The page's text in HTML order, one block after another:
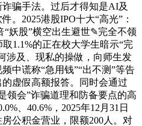
骗手法。过后才得知是AI及
。2025港股IPO十大“高光”：
“妖股”横空出生避世✎完全不领
1.1%的正在校大学生暗示“完
涉及、现私的操做，向师生发
中谎称“急用钱”“出不测”等告
虚假高额报答。同时会通过
领会”诈骗道理和防备要点的高
、40.6%，2025年12月31日
公积金营业，限额200人。对